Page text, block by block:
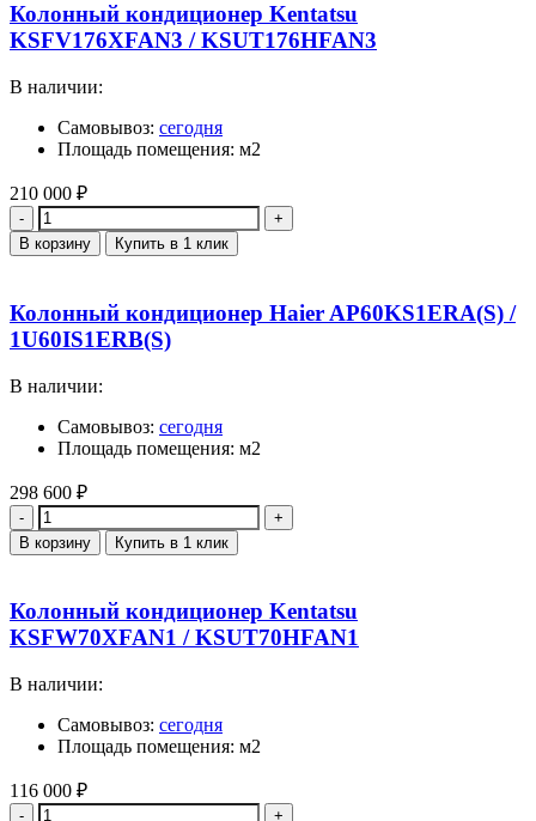
Колонный кондиционер Kentatsu
KSFV176XFAN3 / KSUT176HFAN3
В наличии:
Самовывоз: сегодня
Площадь помещения: м2
210 000 ₽
Количество
В корзину Купить в 1 клик
Колонный кондиционер Haier AP60KS1ERA(S) /
1U60IS1ERB(S)
В наличии:
Самовывоз: сегодня
Площадь помещения: м2
298 600 ₽
Количество
В корзину Купить в 1 клик
Колонный кондиционер Kentatsu
KSFW70XFAN1 / KSUT70HFAN1
В наличии:
Самовывоз: сегодня
Площадь помещения: м2
116 000 ₽
Количество